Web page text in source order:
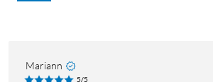
Mariann
5/5